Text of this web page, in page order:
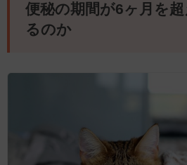
便秘の期間が6ヶ月を
るのか